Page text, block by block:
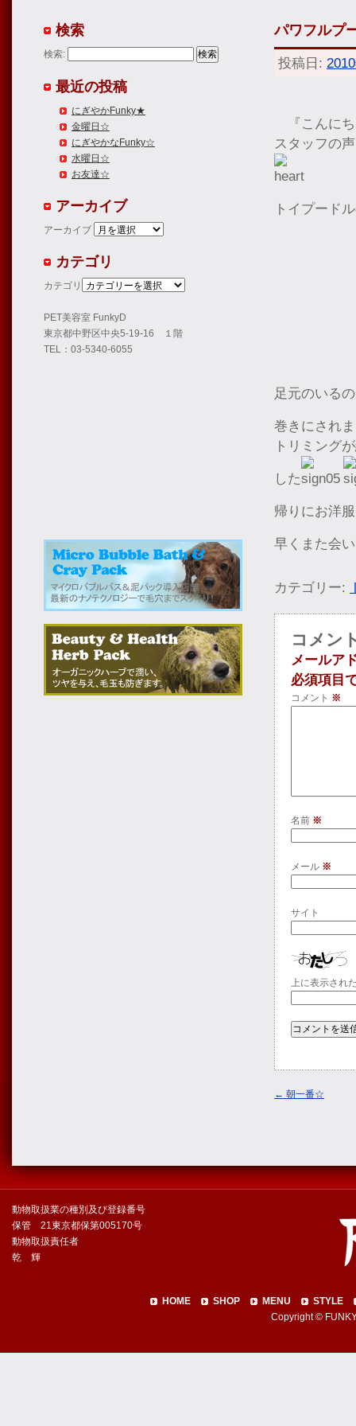
パワフルプ
投稿日:
『こんに
スタッフの
トイプード
足元のいる
巻きにされ
トリミング
した
帰りにお洋
早くまた会
カテゴリー:
コメン
メールア
必須項目
コメント ※
名前 ※
メール ※
サイト
上に表示され
← 朝一番☆
検索
検索:
最近の投稿
にぎやかFunky★
金曜日☆
にぎやかなFunky☆
水曜日☆
お友達☆
アーカイブ
アーカイブ
カテゴリ
カテゴリ
PET美容室 FunkyD
東京都中野区中央5-19-16 １階
TEL：03-5340-6055
動物取扱業の種別及び登録番号
保管 21東京都保第005170号
動物取扱責任者
乾 輝
HOME SHOP MENU
STYLE
Copyright ©